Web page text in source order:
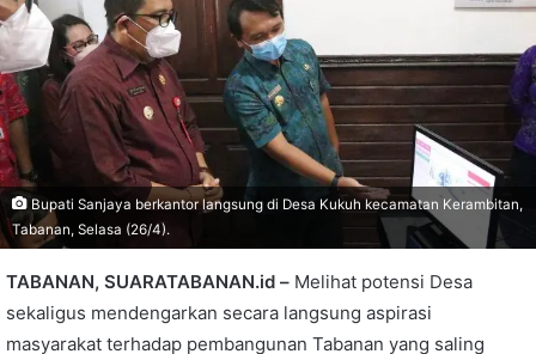
Bupati Sanjaya berkantor langsung di Desa Kukuh kecamatan Kerambitan,
Tabanan, Selasa (26/4).
TABANAN, SUARATABANAN.id – Melihat potensi Desa
sekaligus mendengarkan secara langsung aspirasi
masyarakat terhadap pembangunan Tabanan yang saling